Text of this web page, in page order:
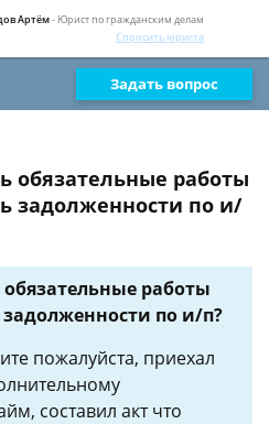
Артём- Юрист по гражданским делам
Спросить юриста
Задать вопрос
обязательные работы
задолженности по и/
работы
по и/п?
пожалуйста, приехал
составил акт что